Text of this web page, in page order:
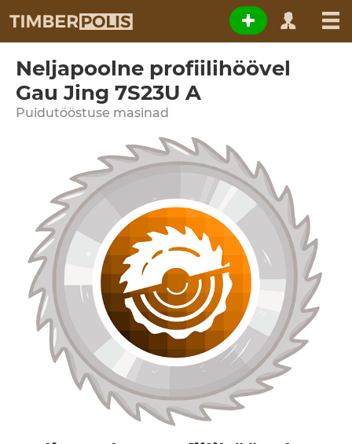
Neljapoolne profiilihöövel
Gau Jing 7S23U A
Puidutööstuse masinad